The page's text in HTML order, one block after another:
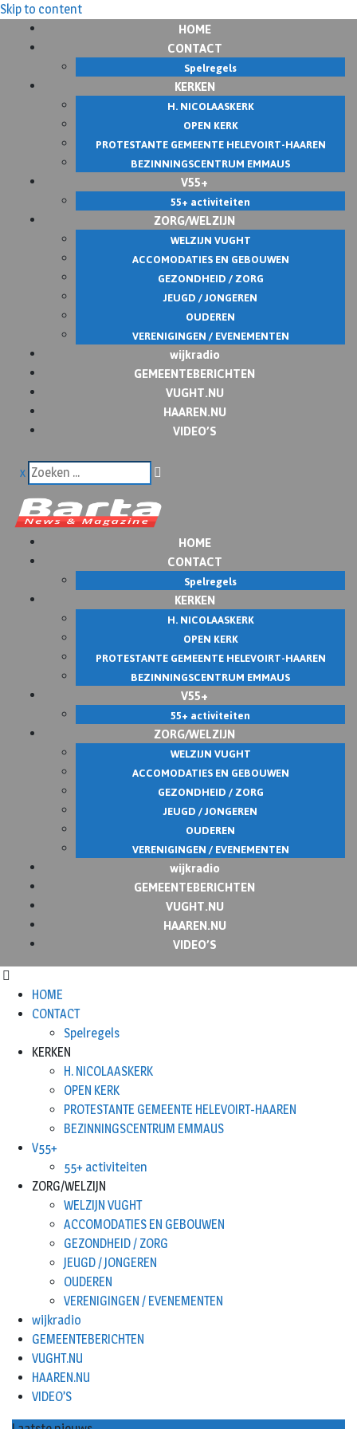
Skip to content
HOME
CONTACT
Spelregels
KERKEN
H. NICOLAASKERK
OPEN KERK
PROTESTANTE GEMEENTE HELEVOIRT-HAAREN
BEZINNINGSCENTRUM EMMAUS
V55+
55+ activiteiten
ZORG/WELZIJN
WELZIJN VUGHT
ACCOMODATIES EN GEBOUWEN
GEZONDHEID / ZORG
JEUGD / JONGEREN
OUDEREN
VERENIGINGEN / EVENEMENTEN
wijkradio
GEMEENTEBERICHTEN
VUGHT.NU
HAAREN.NU
VIDEO’S
x
HOME
CONTACT
Spelregels
KERKEN
H. NICOLAASKERK
OPEN KERK
PROTESTANTE GEMEENTE HELEVOIRT-HAAREN
BEZINNINGSCENTRUM EMMAUS
V55+
55+ activiteiten
ZORG/WELZIJN
WELZIJN VUGHT
ACCOMODATIES EN GEBOUWEN
GEZONDHEID / ZORG
JEUGD / JONGEREN
OUDEREN
VERENIGINGEN / EVENEMENTEN
wijkradio
GEMEENTEBERICHTEN
VUGHT.NU
HAAREN.NU
VIDEO’S
HOME
CONTACT
Spelregels
KERKEN
H. NICOLAASKERK
OPEN KERK
PROTESTANTE GEMEENTE HELEVOIRT-HAAREN
BEZINNINGSCENTRUM EMMAUS
V55+
55+ activiteiten
ZORG/WELZIJN
WELZIJN VUGHT
ACCOMODATIES EN GEBOUWEN
GEZONDHEID / ZORG
JEUGD / JONGEREN
OUDEREN
VERENIGINGEN / EVENEMENTEN
wijkradio
GEMEENTEBERICHTEN
VUGHT.NU
HAAREN.NU
VIDEO’S